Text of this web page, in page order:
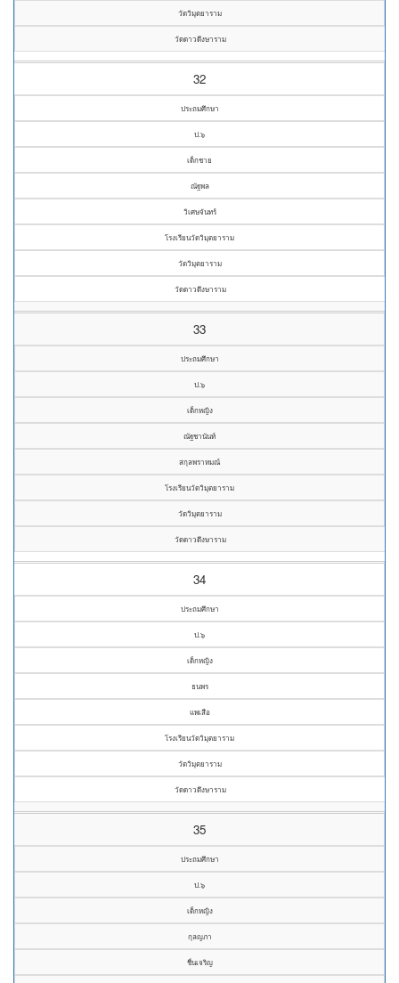
วัดวิมุตยาราม
วัดดาวดึงษาราม
32
ประถมศึกษา
ป.๖
เด็กชาย
ณัฐพล
วิเศษจันทร์
โรงเรียนวัดวิมุตยาราม
วัดวิมุตยาราม
วัดดาวดึงษาราม
33
ประถมศึกษา
ป.๖
เด็กหญิง
ณัฐชานันท์
สกุลพราหมณ์
โรงเรียนวัดวิมุตยาราม
วัดวิมุตยาราม
วัดดาวดึงษาราม
34
ประถมศึกษา
ป.๖
เด็กหญิง
ธนพร
แพเสือ
โรงเรียนวัดวิมุตยาราม
วัดวิมุตยาราม
วัดดาวดึงษาราม
35
ประถมศึกษา
ป.๖
เด็กหญิง
กุลญภา
ชื่นเจริญ